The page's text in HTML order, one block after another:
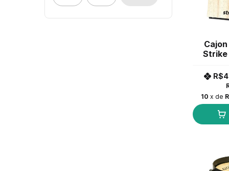
Strike
10 x de